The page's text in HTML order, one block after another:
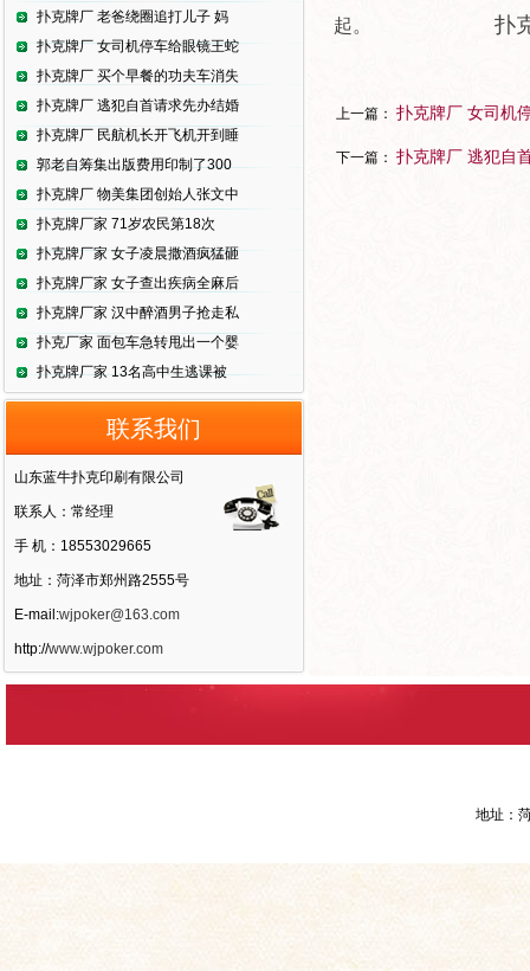
扑克牌厂 老爸绕圈追打儿子 妈
扑克牌厂 女司机停车给眼镜王蛇
扑克牌厂 买个早餐的功夫车消失
扑克牌厂 逃犯自首请求先办结婚
扑克牌厂 民航机长开飞机开到睡
郭老自筹集出版费用印制了300
扑克牌厂 物美集团创始人张文中
扑克牌厂家 71岁农民第18次
扑克牌厂家 女子凌晨撒酒疯猛砸
扑克牌厂家 女子查出疾病全麻后
扑克牌厂家 汉中醉酒男子抢走私
扑克厂家 面包车急转甩出一个婴
扑克牌厂家 13名高中生逃课被
联系我们
山东蓝牛扑克印刷有限公司
联系人：常经理
手 机：18553029665
地址：菏泽市郑州路2555号
E-mail:wjpoker@163.com
http://www.wjpoker.com
起。 扑
上一篇： 扑克牌厂 女司机
下一篇： 扑克牌厂 逃犯自
地址：